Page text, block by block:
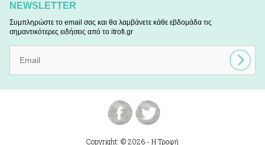
NEWSLETTER
Συμπληρώστε το email σας και θα λαμβάνετε κάθε εβδομάδα τις
σημαντικότερες ειδήσεις από το itrofi.gr
Copyright: © 2026 - Η Τροφή